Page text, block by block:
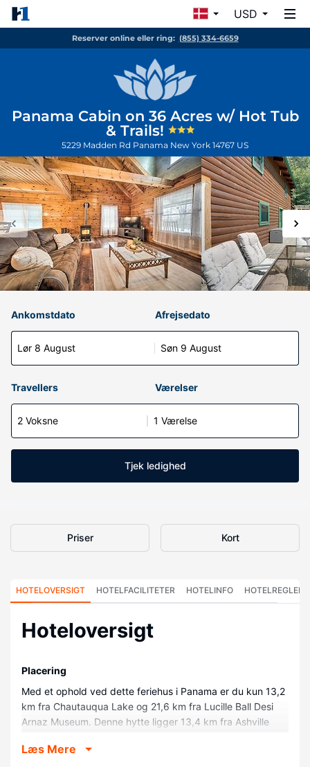
USD
Reserver online eller ring: (855) 334-6659
Panama Cabin on 36 Acres w/ Hot Tub
& Trails!
5229 Madden Rd Panama New York 14767 US
Ankomstdato
Lør 8 August
Afrejsedato
Søn 9 August
Travellers Værelser
2 Voksne 1 Værelse
Tjek ledighed
Priser Kort
HOTELOVERSIGT HOTELFACILITETER HOTELINFO HOTELREGLER
Hoteloversigt
Placering
Med et ophold ved dette feriehus i Panama er du kun 13,2
km fra Chautauqua Lake og 21,6 km fra Lucille Ball Desi
Arnaz Museum. Denne hytte ligger 13,4 km fra Ashville
Værelser
Læs Mere